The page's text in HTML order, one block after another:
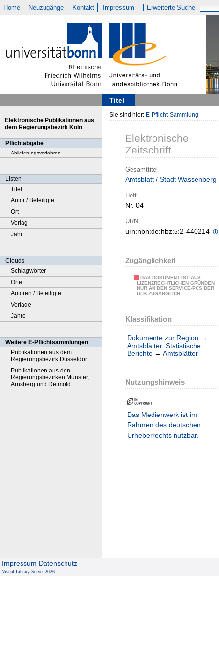
Home Neuzugänge Kontakt Impressum Erweiterte Suche
Titel
Elektronische Publikationen aus
dem Regierungsbezirk Köln
Pflichtabgabe
Ablieferungsverfahren
Listen
Titel
Autor / Beteiligte
Ort
Verlag
Jahr
Clouds
Schlagwörter
Orte
Autoren / Beteiligte
Verlage
Jahre
Weitere E-Pflichtsammlungen
Publikationen aus dem
Regierungsbezirk Düsseldorf
Publikationen aus den
Regierungsbezirken Münster,
Arnsberg und Detmold
Sie sind hier: E-Pflicht-Sammlung
Elektronische
Zeitschrift
Gesamttitel
Amtsblatt / Stadt Wassenberg
Heft
Nr. 04
URN
urn:nbn:de:hbz:5:2-440214
Zugänglichkeit
DAS DOKUMENT IST AUS
LIZENZRECHTLICHEN GRÜNDEN
NUR AN DEN SERVICE-PCS DER
ULB ZUGÄNGLICH.
Klassifikation
Dokumente zur Region →
Amtsblätter. Statistische
Berichte → Amtsblätter
Nutzungshinweis
Das Medienwerk ist im
Rahmen des deutschen
Urheberrechts nutzbar.
Impressum Datenschutz
Visual Library Server 2026